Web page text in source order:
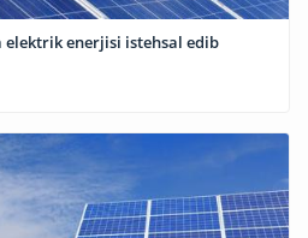
elektrik enerjisi istehsal edib